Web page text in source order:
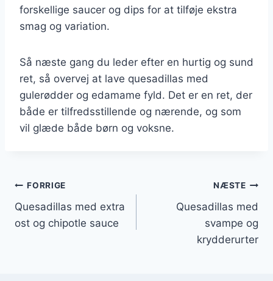
forskellige saucer og dips for at tilføje ekstra
smag og variation.
Så næste gang du leder efter en hurtig og sund
ret, så overvej at lave quesadillas med
gulerødder og edamame fyld. Det er en ret, der
både er tilfredsstillende og nærende, og som
vil glæde både børn og voksne.
Indlægsnavigation
FORRIGE
Quesadillas med extra
ost og chipotle sauce
NÆSTE
Quesadillas med
svampe og
krydderurter